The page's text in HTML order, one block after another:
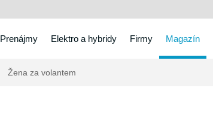
Prenájmy Elektro a hybridy Firmy Magazín
Žena za volantem